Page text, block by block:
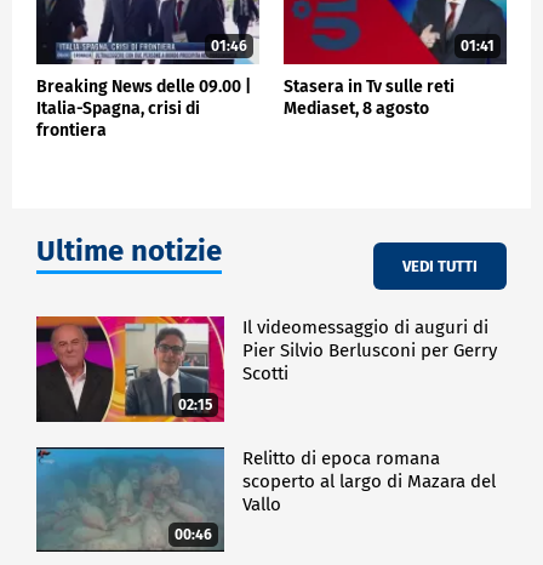
01:46
Breaking News delle 09.00 |
Italia-Spagna, crisi di
frontiera
01:41
Stasera in Tv sulle reti
Mediaset, 8 agosto
Ultime notizie VEDI TUTTI
02:15
Il videomessaggio di auguri di
Pier Silvio Berlusconi per Gerry
Scotti
00:46
Relitto di epoca romana
scoperto al largo di Mazara del
Vallo